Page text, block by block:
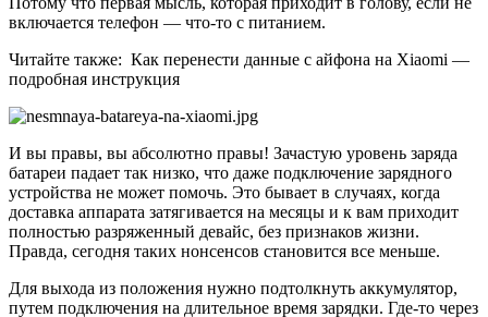
включается телефон — что-то с питанием.
Читайте также: Как перенести данные с айфона на Xiaomi —
подробная инструкция
И вы правы, вы абсолютно правы! Зачастую уровень заряда
батареи падает так низко, что даже подключение зарядного
устройства не может помочь. Это бывает в случаях, когда
доставка аппарата затягивается на месяцы и к вам приходит
полностью разряженный девайс, без признаков жизни.
Правда, сегодня таких нонсенсов становится все меньше.
Для выхода из положения нужно подтолкнуть аккумулятор,
путем подключения на длительное время зарядки. Где-то через